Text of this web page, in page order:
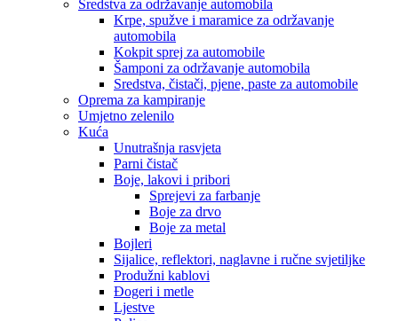
Sredstva za održavanje automobila
Krpe, spužve i maramice za održavanje
automobila
Kokpit sprej za automobile
Šamponi za održavanje automobila
Sredstva, čistači, pjene, paste za automobile
Oprema za kampiranje
Umjetno zelenilo
Kuća
Unutrašnja rasvjeta
Parni čistač
Boje, lakovi i pribori
Sprejevi za farbanje
Boje za drvo
Boje za metal
Bojleri
Sijalice, reflektori, naglavne i ručne svjetiljke
Produžni kablovi
Đogeri i metle
Ljestve